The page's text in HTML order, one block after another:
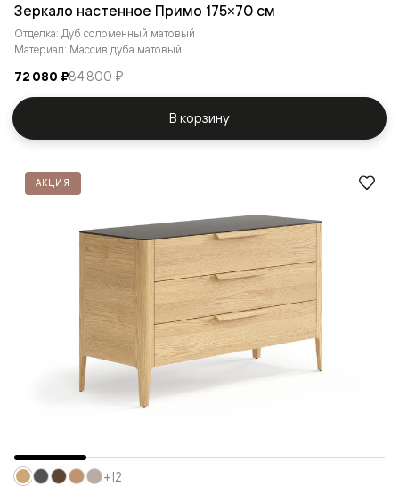
Зеркало настенное Примо 175×70 см
Отделка: Дуб соломенный матовый
Материал: Массив дуба матовый
72 080 ₽84 800 ₽
В корзину
АКЦИЯ
+12